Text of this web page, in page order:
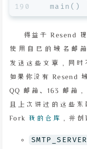
190
  main()
得益于 Resend
使用自己的域名邮
发送这些文章，同时
如果你没有 Resend
QQ 邮箱、163 邮箱
且上次讲过的这些
Fork 我的仓库 ，并
SMTP_SERVER